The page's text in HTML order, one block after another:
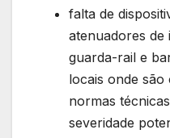
falta de
atenuadores
guarda-rail e
locais onde
normas
severidade